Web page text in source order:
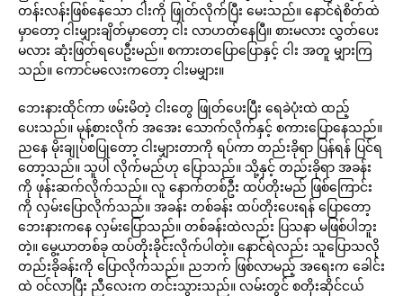
တန်းလန်းဖြစ်နေသော ငါးကို ဖြုတ်လိုက်ပြီး မေးသည်။ နောင်ရဲစိတ်ထဲ
မှာတော့ ငါးမျှားချိတ်မှာတော့ ငါး လာဟတ်နေပြီ။ စားမလား လွှတ်ပေး
မလား ဆုံးဖြတ်ရပေဦးမည်။ စကားတပြောပြောနှင့် ငါး အတူ မျှားကြ
သည်။ ကောင်မလေးကတော့ ငါးမမျှား။
ဘေးနားထိုင်ကာ ဖမ်းမိတဲ့ ငါးတွေ ဖြုတ်ပေးပြီး ရေခဲပုံးထဲ ထည့်
ပေးသည်။ မုန့်စားလိုက် အအေး သောက်လိုက်နှင့် စကားပြောနေသည်။
ညနေ မိုးချုပ်စပြုတော့ ငါးမျှားတာကို ရပ်ကာ တည်းခိုရာ ပြန်ရန် ပြင်ရ
တော့သည်။ သူပါ လိုက်မည်ဟု ပြောသည်။ သို့နှင့် တည်းခိုရာ အခန်း
ကို ဖုန်းဆက်လိုက်သည်။ လူ နောက်တစ်ဦး ထပ်တိုးမည် ဖြစ်ကြောင်း
ကို လှမ်းပြောလိုက်သည်။ အခန်း တစ်ခန်း ထပ်တိုးပေးရန် ပြောတော့
ဘေးနားကနေ လှမ်းပြောသည်။ တစ်ခန်းထဲလည်း ပြသနာ မဖြစ်ပါဘူး
တဲ့။ မွေ့ယာတစ်ခု ထပ်တိုးခိုင်းလိုက်ပါတဲ့။ နောင်ရဲလည်း သူပြောသလို
တည်းခိုခန်းကို ပြောလိုက်သည်။ ညဘက် ဖြစ်လာမည့် အရေးက ခေါင်း
ထဲ ဝင်လာပြီး ညီလေးက တင်းသွားသည်။ လမ်းတွင် စတိုးဆိုင်ငယ်